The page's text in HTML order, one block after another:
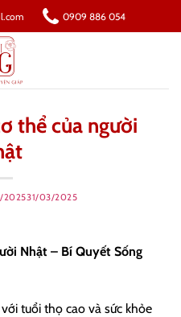
0909 886 054
thể của người
202531/03/2025
Nhật – Bí Quyết Sống
tuổi thọ cao và sức khỏe